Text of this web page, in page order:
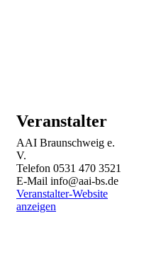
Veranstalter
AAI Braunschweig e.
V.
Telefon 0531 470 3521
E-Mail info@aai-bs.de
Veranstalter-Website
anzeigen